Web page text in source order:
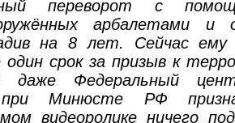
переворот с
арбалетами и
на 8 лет. Сейчас ему
срок за призыв к
Федеральный
при Минюсте РФ
видеоролике ничего